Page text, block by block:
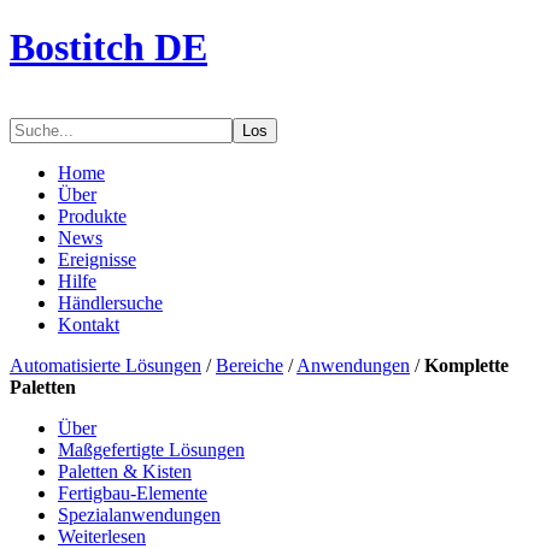
Bostitch DE
Los
Home
Über
Produkte
News
Ereignisse
Hilfe
Händlersuche
Kontakt
Automatisierte Lösungen /Bereiche /Anwendungen /Komplette
Paletten
Über
Maßgefertigte Lösungen
Paletten & Kisten
Fertigbau-Elemente
Spezialanwendungen
Weiterlesen